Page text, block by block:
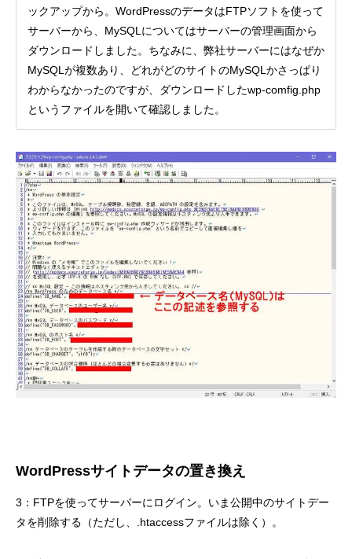
ックアップから。WordPressのデータはFTPソフトを使って
サーバーから、MySQLについてはサーバーの管理画面から
ダウンロードしました。ちなみに、弊社サーバーにはなぜか
MySQLが複数あり、どれがどのサイトのMySQLかさっぱり
わからなかったのですが、ダウンロードしたwp-comfig.php
というファイルを開いて確認しました。
WordPressサイトデータの置き換え
3：FTPを使ってサーバーにログイン。いま公開中のサイトデー
タを削除する（ただし、.htaccessファイルは除く）。